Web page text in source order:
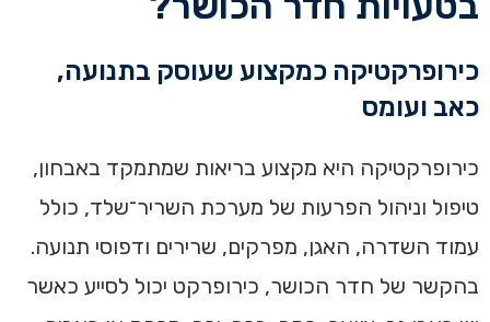
כירופרקטיקה כמקצוע שעוסק בתנועה,
כאב ועומס
כירופרקטיקה היא מקצוע בריאות שמתמקד באבחון,
טיפול וניהול הפרעות של מערכת השריר־שלד, כולל
עמוד השדרה, האגן, מפרקים, שרירים ודפוסי תנועה.
בהקשר של חדר הכושר, כירופרקט יכול לסייע כאשר